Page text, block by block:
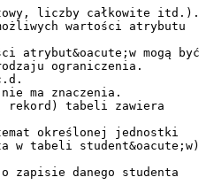
liczby całkowite itd.).
wartości atrybutu
atrybut&oacute;w mogą być
ograniczenia.
ma znaczenia.
rekord) tabeli zawiera
określonej jednostki
w tabeli student&oacute;w)
zapisie danego studenta